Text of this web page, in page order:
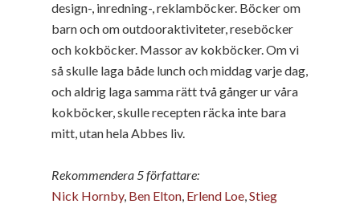
design-, inredning-, reklamböcker. Böcker om
barn och om outdooraktiviteter, reseböcker
och kokböcker. Massor av kokböcker. Om vi
så skulle laga både lunch och middag varje dag,
och aldrig laga samma rätt två gånger ur våra
kokböcker, skulle recepten räcka inte bara
mitt, utan hela Abbes liv.
Rekommendera 5 författare:
Nick Hornby, Ben Elton Erlend Loe Stieg